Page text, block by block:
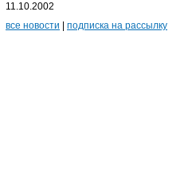
11.10.2002
все новости
подписка на рассылку